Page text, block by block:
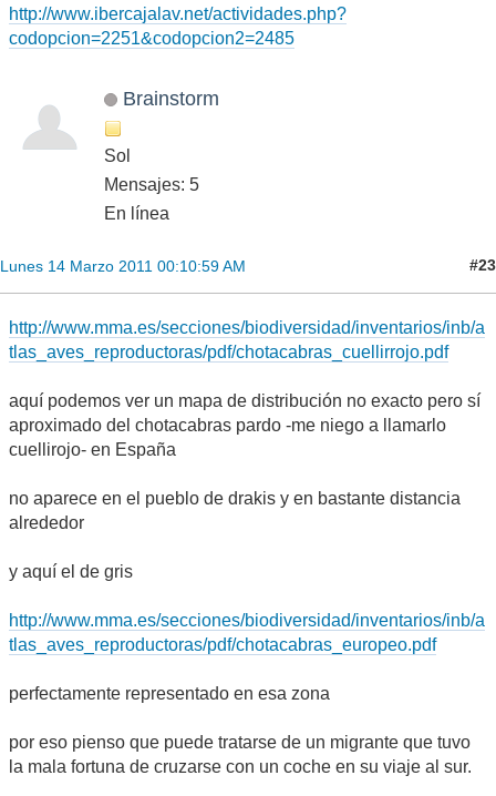
http://www.ibercajalav.net/actividades.php?
codopcion=2251&codopcion2=2485
Brainstorm
Sol
Mensajes: 5
En línea
Lunes 14 Marzo 2011 00:10:59 AM #23
http://www.mma.es/secciones/biodiversidad/inventarios/inb/a
tlas_aves_reproductoras/pdf/chotacabras_cuellirrojo.pdf
aquí podemos ver un mapa de distribución no exacto pero sí
aproximado del chotacabras pardo -me niego a llamarlo
cuellirojo- en España
no aparece en el pueblo de drakis y en bastante distancia
alrededor
y aquí el de gris
http://www.mma.es/secciones/biodiversidad/inventarios/inb/a
tlas_aves_reproductoras/pdf/chotacabras_europeo.pdf
perfectamente representado en esa zona
por eso pienso que puede tratarse de un migrante que tuvo
la mala fortuna de cruzarse con un coche en su viaje al sur.